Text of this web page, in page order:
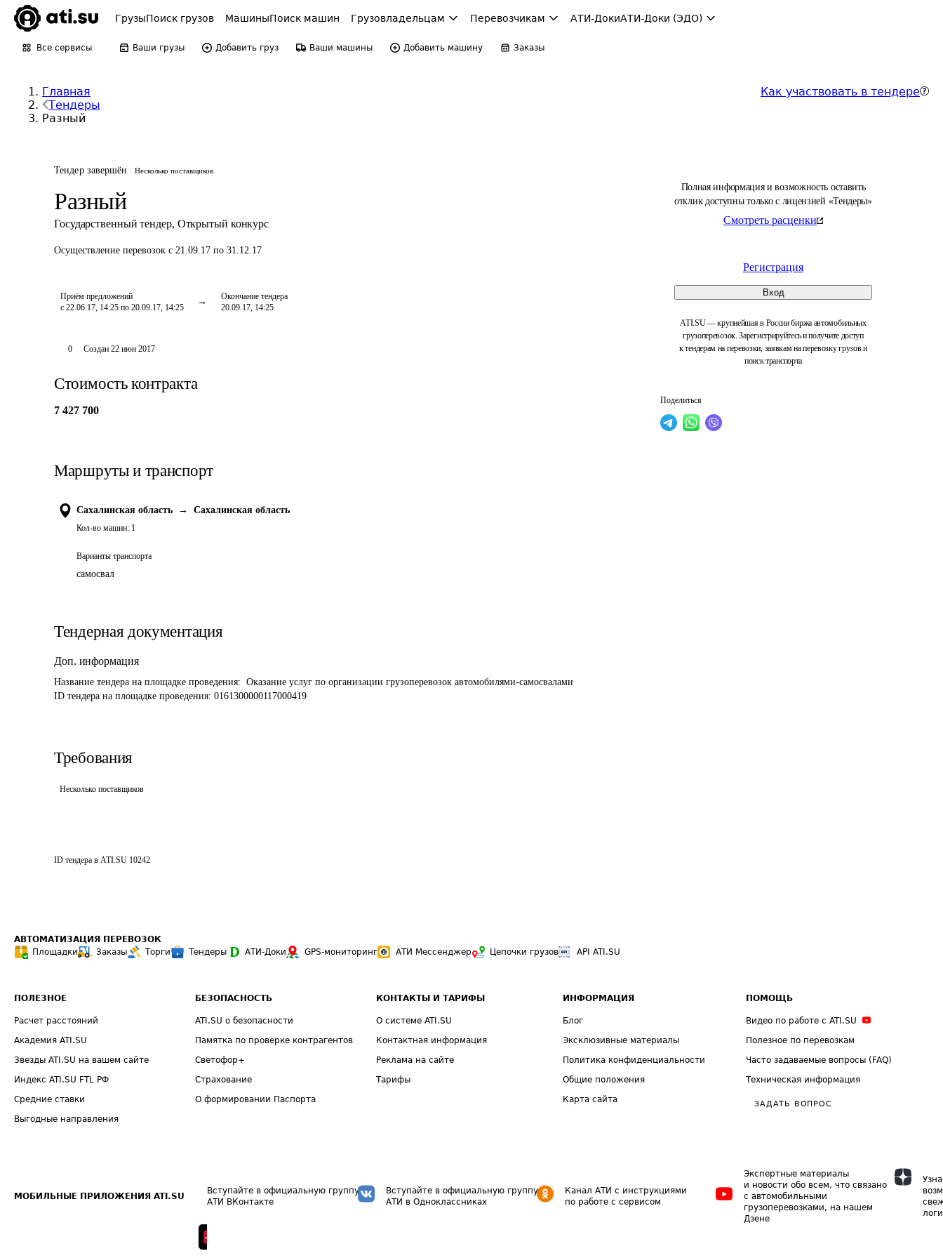
ГрузыПоиск грузов МашиныПоиск машин Грузовладельцам Перевозчикам АТИ-ДокиАТИ-Доки (ЭДО)
Все сервисы Ваши грузы Добавить груз Ваши машины Добавить машину Заказы
Главная
Тендеры
Разный
Как участвовать в тендере
Тендер завершён Несколько поставщиков
Разный
Государственный тендер, Открытый конкурс
Осуществление перевозок с 21.09.17 по 31.12.17
Приём предложений
с 22.06.17, 14:25 по 20.09.17, 14:25
Окончание тендера
20.09.17, 14:25
Полная информация и возможность оставить
отклик доступны только с лицензией «Тендеры»
Смотреть расценки
Регистрация
Вход
ATI.SU — крупнейшая в России биржа автомобильных
грузоперевозок. Зарегистрируйтесь и получите доступ
к тендерам на перевозки, заявкам на перевозку грузов и
поиск транспорта
Поделиться
0 Создан 22 июн 2017
Стоимость контракта
7 427 700
Маршруты и транспорт
Сахалинская область → Сахалинская область
Кол-во машин: 1
Варианты транспорта
самосвал
Тендерная документация
Доп. информация
Название тендера на площадке проведения: Оказание услуг по организации грузоперевозок автомобилями-самосвалами
ID тендера на площадке проведения: 0161300000117000419
Требования
Несколько поставщиков
ID тендера в ATI.SU 10242
АВТОМАТИЗАЦИЯ ПЕРЕВОЗОК
Площадки
Заказы Торги Тендеры АТИ-Доки GPS-мониторинг АТИ Мессенджер Цепочки грузов API ATI.SU
ПОЛЕЗНОЕ
Расчет расстояний
Академия ATI.SU
Звезды ATI.SU на вашем сайте
Индекс ATI.SU FTL РФ
Средние ставки
Выгодные направления
БЕЗОПАСНОСТЬ
ATI.SU о безопасности
Памятка по проверке контрагентов
Светофор+
Страхование
О формировании Паспорта
КОНТАКТЫ И ТАРИФЫ
О системе ATI.SU
Контактная информация
Реклама на сайте
Тарифы
ИНФОРМАЦИЯ
Блог
Эксклюзивные материалы
Политика конфиденциальности
Общие положения
Карта сайта
ПОМОЩЬ
Видео по работе с ATI.SU
Полезное по перевозкам
Часто задаваемые вопросы (FAQ)
Техническая информация
ЗАДАТЬ ВОПРОС
МОБИЛЬНЫЕ ПРИЛОЖЕНИЯ ATI.SU
Вступайте в официальную группу
АТИ ВКонтакте
Вступайте в официальную группу
АТИ в Одноклассниках
Канал АТИ с инструкциями
по работе с сервисом
Экспертные материалы
и новости обо всем, что связано
с автомобильными
грузоперевозками, на нашем
Дзене